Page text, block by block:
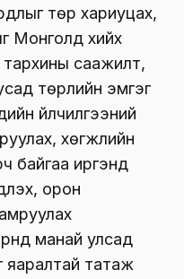
төр хариуцах,
Монголд хийх
саажилт,
төрлийн эмгэг
үйлчилгээний
хөгжлийн
байгаа иргэнд
орон
манай улсад
яаралтай татаж